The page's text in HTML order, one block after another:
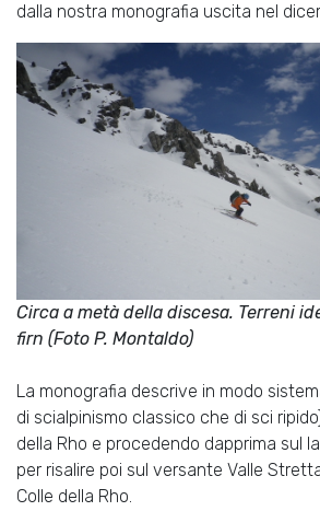
dalla nostra monografia uscita nel
Circa a metà della discesa. Terreni
firn (Foto P. Montaldo)
La monografia descrive in modo
di scialpinismo classico che di sci
della Rho e procedendo dapprima sul
per risalire poi sul versante Valle
Colle della Rho.